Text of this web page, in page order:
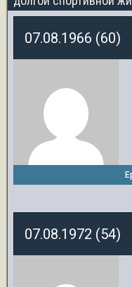
07.08.1966 (60)
07.08.1972 (54)